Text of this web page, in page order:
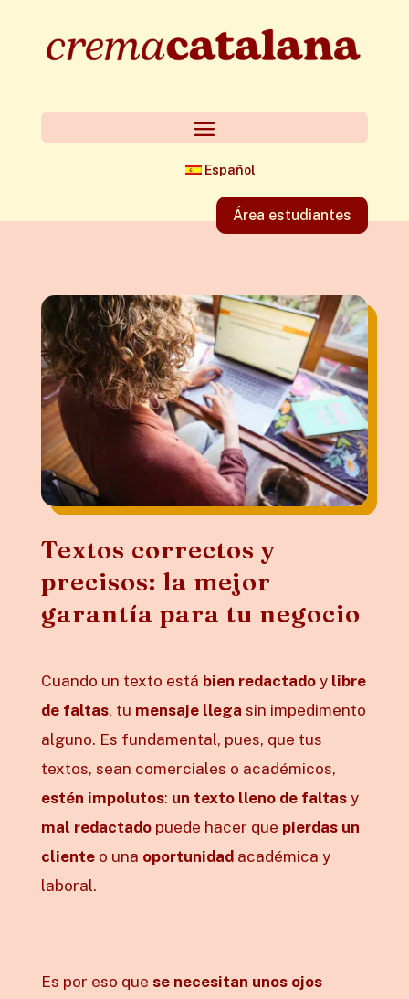
Español
Área estudiantes
Textos correctos y
precisos: la mejor
garantía para tu negocio
Cuando un texto está bien redactadoy libre
de faltas, tu mensaje llega sin impedimento
alguno. Es fundamental, pues, que tus
textos, sean comerciales o académicos,
estén impolutos: un texto lleno de faltasy
mal redactadopuede hacer que pierdas un
clienteo una oportunidadacadémica y
laboral.
Es por eso que se necesitan unos ojos